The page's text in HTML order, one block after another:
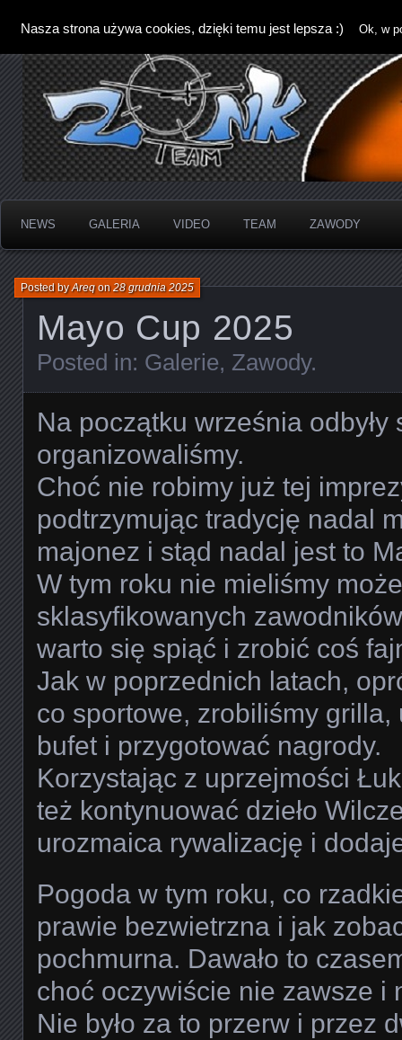
NEWS GALERIA VIDEO TEAM ZAWODY
Mayo Cup 2025
Posted byAreqon28 grudnia 2025
Posted in: Galerie, Zawody.
Na początku września
organizowaliśmy.
Choć nie robimy już tej
podtrzymując tradycję nadal
majonez i stąd nadal jest to
W tym roku nie mieliśmy
sklasyfikowanych
warto się spiąć i zrobić coś
Jak w poprzednich latach,
co sportowe, zrobiliśmy grilla,
bufet i przygotować nagrody.
Korzystając z uprzejmości
też kontynuować dzieło
urozmaica rywalizację i
Pogoda w tym roku, co
prawie bezwietrzna i jak
pochmurna. Dawało to
choć oczywiście nie zawsze i
Nie było za to przerw i przez
Nasza strona używa cookies, dzięki temu jest lepsza :) Ok, w